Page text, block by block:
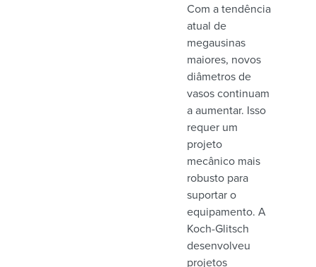
Com a tendência
atual de
megausinas
maiores, novos
diâmetros de
vasos continuam
a aumentar. Isso
requer um
projeto
mecânico mais
robusto para
suportar o
equipamento. A
Koch-Glitsch
desenvolveu
projetos